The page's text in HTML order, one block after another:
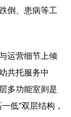
倒、患病等工
运营细节上倾
共托服务中
多功能室则是
低”双层结构，